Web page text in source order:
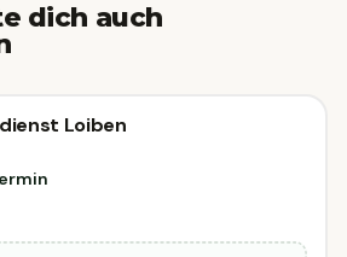
dich auch
Loiben